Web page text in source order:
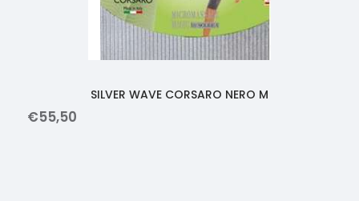
SILVER WAVE CORSARO NERO M
€55,50